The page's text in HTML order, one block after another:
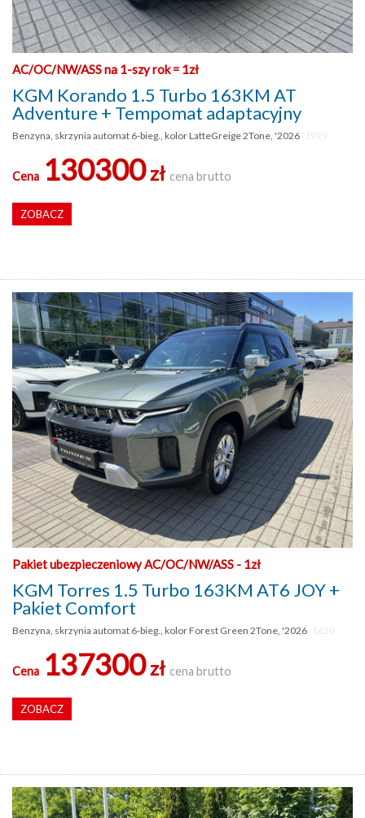
AC/OC/NW/ASS na 1-szy rok = 1zł
KGM Korando 1.5 Turbo 163KM AT
Adventure + Tempomat adaptacyjny
Benzyna, skrzynia automat 6-bieg., kolor LatteGreige 2Tone, '2026
Cena 130300zł cena brutto
ZOBACZ
Pakiet ubezpieczeniowy AC/OC/NW/ASS - 1zł
KGM Torres 1.5 Turbo 163KM AT6 JOY +
Pakiet Comfort
Benzyna, skrzynia automat 6-bieg., kolor Forest Green 2Tone, '2026
Cena 137300zł cena brutto
ZOBACZ